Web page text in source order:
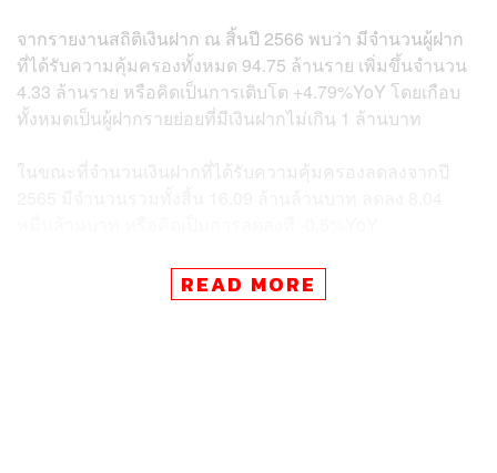
จากรายงานสถิติเงินฝาก ณ สิ้นปี 2566 พบว่า มีจำนวนผู้ฝาก
ที่ได้รับความคุ้มครองทั้งหมด 94.75 ล้านราย เพิ่มขึ้นจำนวน
4.33 ล้านราย หรือคิดเป็นการเติบโต +4.79%YoY โดยเกือบ
ทั้งหมดเป็นผู้ฝากรายย่อยที่มีเงินฝากไม่เกิน 1 ล้านบาท
ในขณะที่จำนวนเงินฝากที่ได้รับความคุ้มครองลดลงจากปี
READ MORE